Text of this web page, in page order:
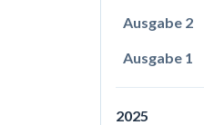
Ausgabe 2
Ausgabe 1
2025